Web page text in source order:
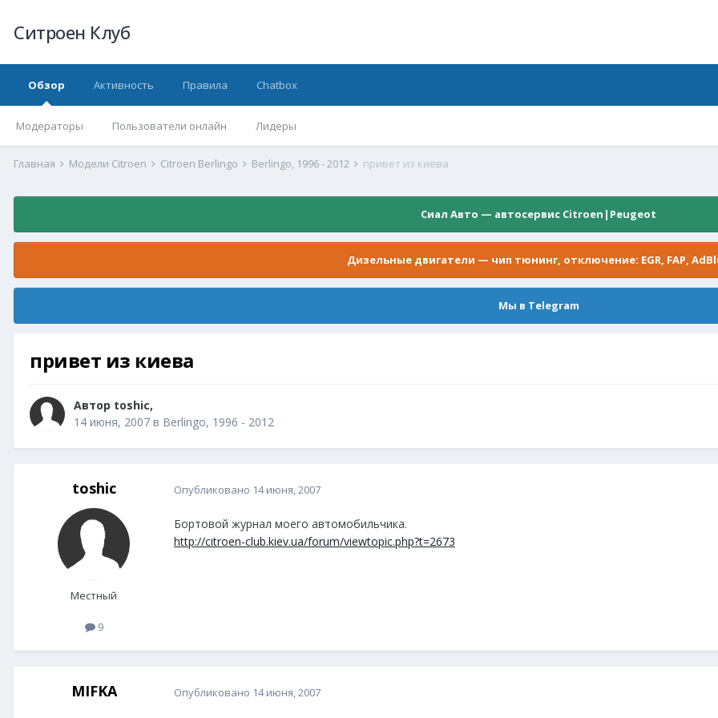
Ситроен Клуб
Обзор
Модераторы Пользователи онлайн Лидеры
Активность Правила Chatbox
Главная Модели Citroen Citroen Berlingo Berlingo, 1996 - 2012 привет из киева
Сиал Авто — автосервис Citroen|Peugeot
Дизельные двигатели — чип тюнинг, отключение: EGR, FAP,
Мы в Telegram
привет из киева
Автор toshic,
14 июня, 2007 в Berlingo, 1996 - 2012
toshic
Местный
9
Опубликовано 14 июня, 2007
Бортовой журнал моего автомобильчика.
http://citroen-club.kiev.ua/forum/viewtopic.php?t=2673
MIFKA Опубликовано 14 июня, 2007